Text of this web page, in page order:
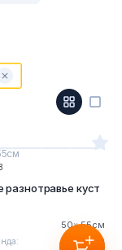
куст
50х55см
Бельгия
мебель